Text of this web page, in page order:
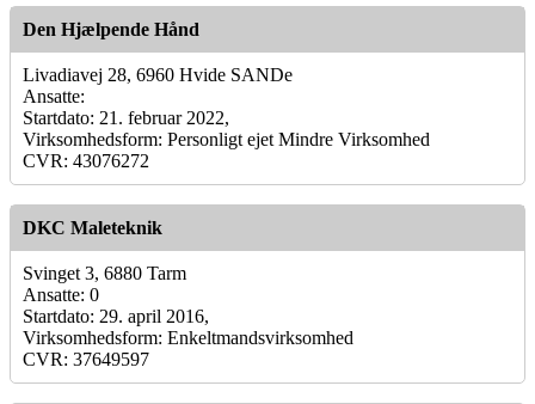
Den Hjælpende Hånd
Livadiavej 28, 6960 Hvide SANDe
Ansatte:
Startdato: 21. februar 2022,
Virksomhedsform: Personligt ejet Mindre Virksomhed
CVR: 43076272
DKC Maleteknik
Svinget 3, 6880 Tarm
Ansatte: 0
Startdato: 29. april 2016,
Virksomhedsform: Enkeltmandsvirksomhed
CVR: 37649597